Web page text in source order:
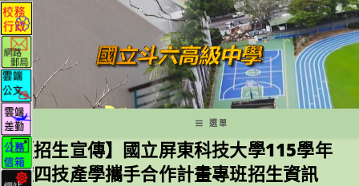
跳
轉
至
主
要
內
容
選單
【招生宣傳】國立屏東科技大學115學年
度四技產學攜手合作計畫專班招生資訊